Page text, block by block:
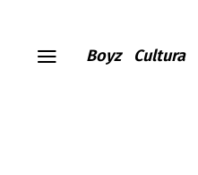
Boyz Cultura